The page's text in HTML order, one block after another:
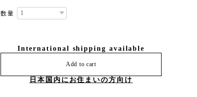
数量
International shipping available
Add to cart
日本国内にお住まいの方向け